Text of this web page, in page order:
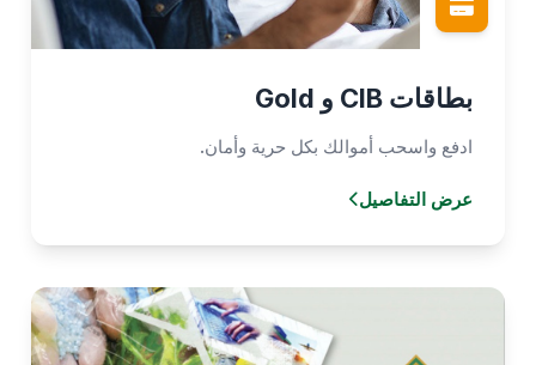
بطاقات CIB و Gold
ادفع واسحب أموالك بكل حرية وأمان.
عرض التفاصيل